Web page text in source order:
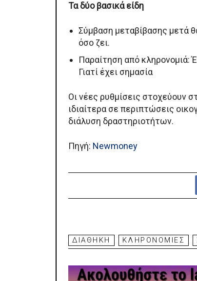
Τα δύο βασικά είδη
Σύμβαση μεταβίβασης μετά
όσο ζει.
Παραίτηση από κληρονομιά:
Γιατί έχει σημασία
Οι νέες ρυθμίσεις στοχεύουν
ιδιαίτερα σε περιπτώσεις
διάλυση δραστηριοτήτων.
Πηγή: Newmoney
ΔΙΑΘΗΚΗ ΚΛΗΡΟΝΟΜΙΕΣ